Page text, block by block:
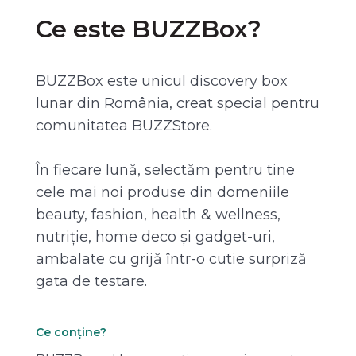
Ce este BUZZBox?
BUZZBox este unicul discovery box
lunar din România, creat special pentru
comunitatea BUZZStore.
În fiecare lună, selectăm pentru tine
cele mai noi produse din domeniile
beauty, fashion, health & wellness,
nutriție, home deco și gadget-uri,
ambalate cu grijă într-o cutie surpriză
gata de testare.
Ce conține?